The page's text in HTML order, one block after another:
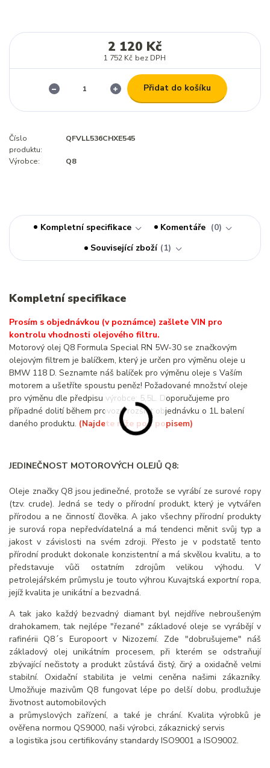
2 120 Kč
1 752 Kč bez DPH
Přidat do košíku
Číslo
produktu:
QFVLL536CHXE545
Výrobce: Q8
Kompletní specifikace Komentáře
0
Související zboží
1
Kompletní specifikace
Prosím s objednávkou (v poznámce) zašlete VIN pro
kontrolu vhodnosti olejového filtru.
Motorový olej Q8 Formula Special RN 5W-30 se značkovým
olejovým filtrem je balíčkem, který je určen pro výměnu oleje u
BMW 118 D. Seznamte náš balíček pro výměnu oleje s Vaším
motorem a ušetříte spoustu peněz! Požadované množství oleje
pro výměnu dle předpisu výrobce: 5,5L. Doporučujeme pro
případné dolití během provozu rozšířit objednávku o 1L balení
daného produktu. (Najdete níže pod popisem)
JEDINEČNOST MOTOROVÝCH OLEJŮ Q8:
Oleje značky Q8 jsou jedinečné, protože se vyrábí ze surové ropy
(tzv. crude). Jedná se tedy o přírodní produkt, který je vytvářen
přírodou a ne činností člověka. A jako všechny přírodní produkty
je surová ropa nepředvídatelná a má tendenci měnit svůj typ a
jakost v závislosti na svém zdroji. Přesto je v podstatě tento
přírodní produkt dokonale konzistentní a má skvělou kvalitu, a to
představuje vůči ostatním zdrojům velikou výhodu. V
petrolejářském průmyslu je touto výhrou Kuvajtská exportní ropa,
jejíž kvalita je unikátní a bezvadná.
A tak jako každý bezvadný diamant byl nejdříve nebroušeným
drahokamem, tak nejlépe "řezané" základové oleje se vyrábějí v
rafinérii Q8´s Europoort v Nizozemí. Zde "dobrušujeme" náš
základový olej unikátním procesem, při kterém se odstraňují
zbývající nečistoty a produkt zůstává čistý, čirý a oxidačně velmi
stabilní. Oxidační stabilita je velmi ceněna našimi zákazníky.
Umožňuje mazivům Q8 fungovat lépe po delší dobu, prodlužuje
životnost automobilových
a průmyslových zařízení, a také je chrání. Kvalita výrobků je
ověřena normou QS9000, naši výrobci, zákaznický servis
a logistika jsou certifikovány standardy ISO9001 a ISO9002.